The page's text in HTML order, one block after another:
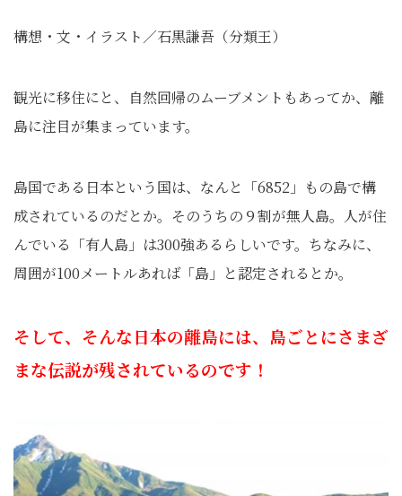
構想・文・イラスト／石黒謙吾（分類王）
観光に移住にと、自然回帰のムーブメントもあってか、離
島に注目が集まっています。
島国である日本という国は、なんと「6852」もの島で構
成されているのだとか。そのうちの９割が無人島。人が住
んでいる「有人島」は300強あるらしいです。ちなみに、
周囲が100メートルあれば「島」と認定されるとか。
そして、そんな日本の離島には、島ごとにさまざ
まな伝説が残されているのです！